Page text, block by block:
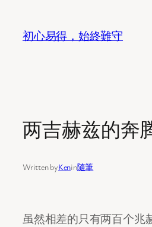
content
初心易得，始終難守
两吉赫兹的奔
Written byKenin隨筆
虽然相差的只有两百个兆